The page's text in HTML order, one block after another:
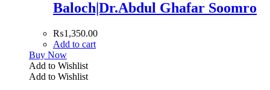
Baloch|Dr.Abdul Ghafar Soomro
₨1,350.00
Add to cart
Buy Now
Add to Wishlist
Add to Wishlist